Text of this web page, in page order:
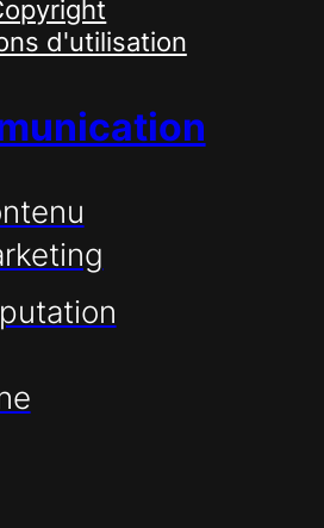
d'utilisation